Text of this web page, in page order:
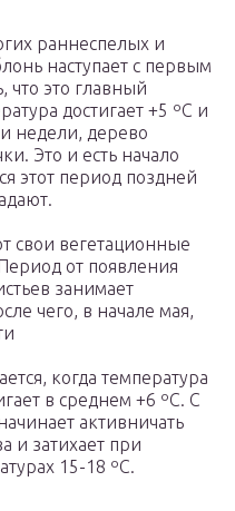
раннеспелых и
наступает с первым
что это главный
достигает +5 ºС и
недели, дерево
Это и есть начало
этот период поздней
свои вегетационные
от появления
занимает
чего, в начале мая,
когда температура
в среднем +6 ºС. С
активничать
и затихает при
15-18 ºС.